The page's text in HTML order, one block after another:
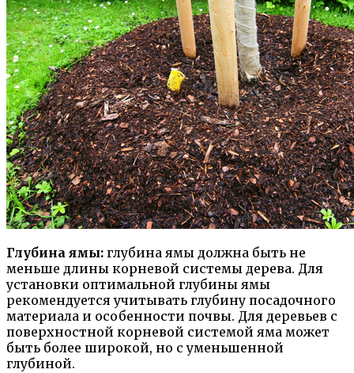
Глубина ямы: глубина ямы должна быть не
меньше длины корневой системы дерева. Для
установки оптимальной глубины ямы
рекомендуется учитывать глубину посадочного
материала и особенности почвы. Для деревьев с
поверхностной корневой системой яма может
быть более широкой, но с уменьшенной
глубиной.